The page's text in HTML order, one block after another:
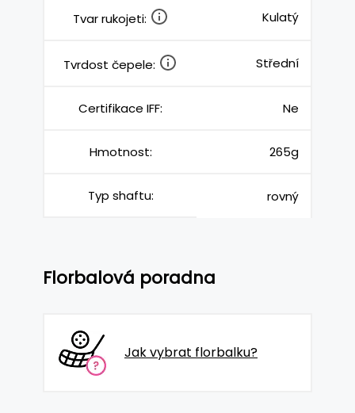
Tvar rukojeti: Kulatý
Tvrdost čepele: Střední
Certifikace IFF: Ne
Hmotnost: 265g
Typ shaftu: rovný
Florbalová poradna
Jak vybrat florbalku?